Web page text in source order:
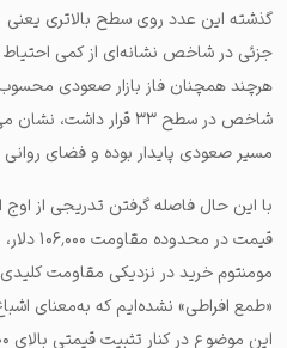
جزئی در شاخص نشانه‌ای از کمی احتیاط
هرچند همچنان فاز بازار صعودی
شاخص در سطح ۳۳ قرار
مسیر صعودی پایدار بوده و فضای روانی
با این حال فاصله گرفتن تدریجی از
قیمت در
مومنتوم خرید در نزدیکی مقاومت
«طمع افراطی» نشده‌ایم که به‌معنای